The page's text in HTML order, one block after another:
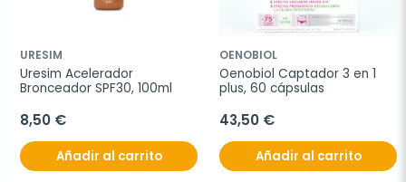
URESIM
Uresim Acelerador
Bronceador SPF30, 100ml
8,50 €
Añadir al carrito
OENOBIOL
Oenobiol Captador 3 en 1
plus, 60 cápsulas
43,50 €
Añadir al carrito